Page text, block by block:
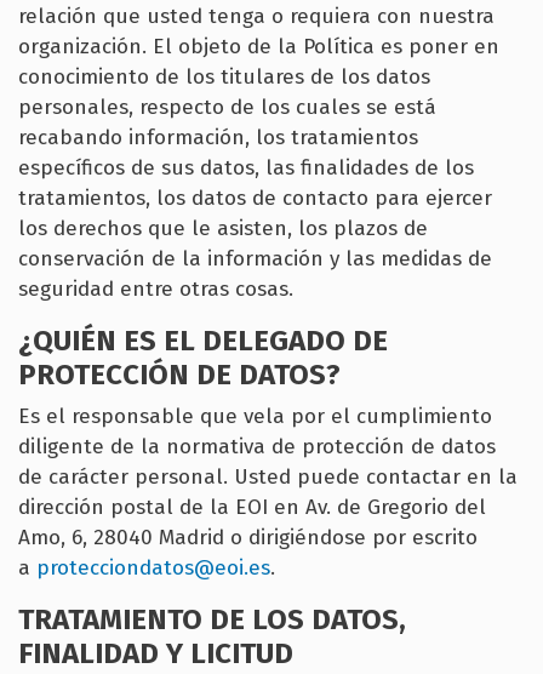
relación que usted tenga o requiera con nuestra
organización. El objeto de la Política es poner en
conocimiento de los titulares de los datos
personales, respecto de los cuales se está
recabando información, los tratamientos
específicos de sus datos, las finalidades de los
tratamientos, los datos de contacto para ejercer
los derechos que le asisten, los plazos de
conservación de la información y las medidas de
seguridad entre otras cosas.
¿QUIÉN ES EL DELEGADO DE
PROTECCIÓN DE DATOS?
Es el responsable que vela por el cumplimiento
diligente de la normativa de protección de datos
de carácter personal. Usted puede contactar en la
dirección postal de la EOI en Av. de Gregorio del
Amo, 6, 28040 Madrid o dirigiéndose por escrito
a protecciondatos@eoi.es.
TRATAMIENTO DE LOS DATOS,
FINALIDAD Y LICITUD